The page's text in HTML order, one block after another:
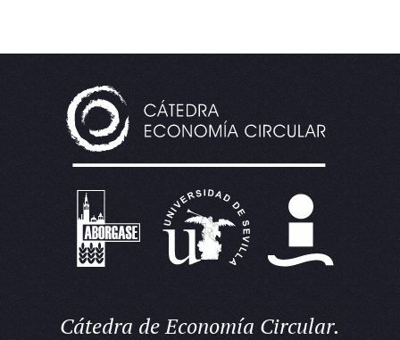
Cátedra de Economía Circular.